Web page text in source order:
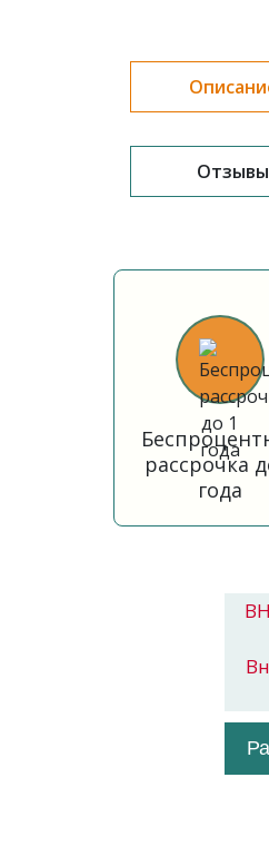
Отзывы
рассрочка
года